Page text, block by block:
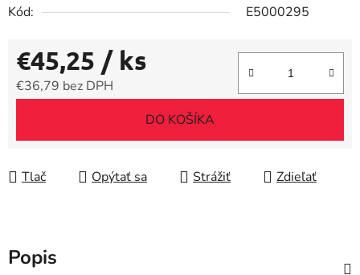
Kód:
E5000295
€45,25 / ks
€36,79 bez DPH
DO KOŠÍKA
Tlač Opýtať sa Strážiť Zdieľať
Popis